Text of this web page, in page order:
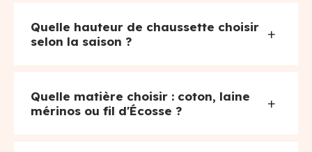
Quelle hauteur de chaussette choisir
selon la saison ?
+
Quelle matière choisir : coton, laine
mérinos ou fil d'Écosse ?
+